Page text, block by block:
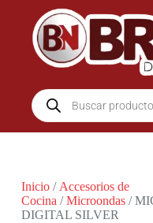
Inicio/ Accesorios de
Cocina /Microondas/
DIGITAL SILVER